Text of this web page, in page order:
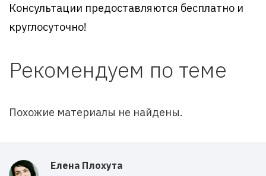
Консультации предоставляются бесплатно и
круглосуточно!
Рекомендуем по теме
Похожие материалы не найдены.
Елена Плохута